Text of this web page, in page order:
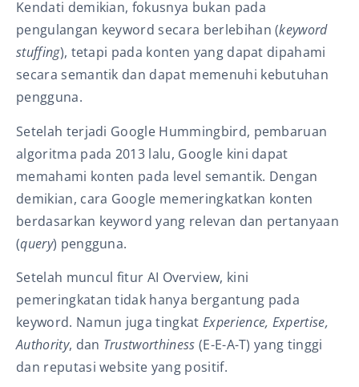
Kendati demikian, fokusnya bukan pada
pengulangan keyword secara berlebihan (keyword
stuffing), tetapi pada konten yang dapat dipahami
secara semantik dan dapat memenuhi kebutuhan
pengguna.
Setelah terjadi Google Hummingbird, pembaruan
algoritma pada 2013 lalu, Google kini dapat
memahami konten pada level semantik. Dengan
demikian, cara Google memeringkatkan konten
berdasarkan keyword yang relevan dan pertanyaan
(query) pengguna.
Setelah muncul fitur AI Overview, kini
pemeringkatan tidak hanya bergantung pada
keyword. Namun juga tingkat Experience, Expertise,
Authority, dan Trustworthiness (E-E-A-T) yang tinggi
dan reputasi website yang positif.